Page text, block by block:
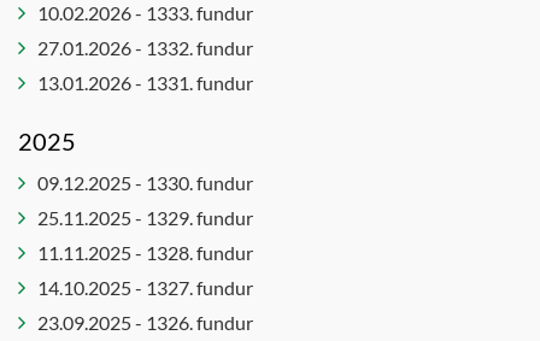
og
íþróttanefnd
- og
mannlífsnefnd
Menntaráð
Skipulags-
og
Öldungaráð
frístundanefnd
Forvarnanefnd
Framkvæmdaráð
tómstundaráð
Íþróttaráð
Jafnréttis-
og
10.02.2026 - 1333. fundur
27.01.2026 - 1332. fundur
13.01.2026 - 1331. fundur
2025
09.12.2025 - 1330. fundur
25.11.2025 - 1329. fundur
11.11.2025 - 1328. fundur
14.10.2025 - 1327. fundur
23.09.2025 - 1326. fundur